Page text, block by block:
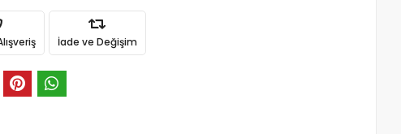
İade ve Değişim